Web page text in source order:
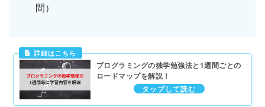
間）
プログラミングの独学勉強法と1週間ごとの
ロードマップを解説！